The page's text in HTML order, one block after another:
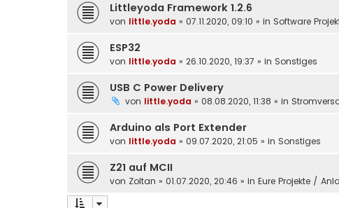
Littleyoda Framework 1.2.6
von little.yoda » 07.11.2020, 09:10 » in Software
ESP32
von little.yoda » 26.10.2020, 19:37 » in Sonstiges
USB C Power Delivery
von little.yoda » 08.08.2020, 11:38 » in
Arduino als Port Extender
von little.yoda » 09.07.2020, 21:05 » in Sonstiges
Z21 auf MCII
von Zoltan » 01.07.2020, 20:46 » in Eure Projekte /